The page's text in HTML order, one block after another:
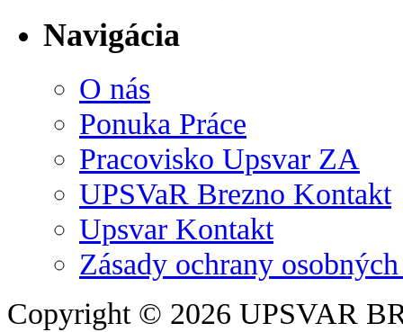
Navigácia
O nás
Ponuka Práce
Pracovisko Upsvar ZA
UPSVaR Brezno Kontakt
Upsvar Kontakt
Zásady ochrany
Copyright © 2026 UPSVAR